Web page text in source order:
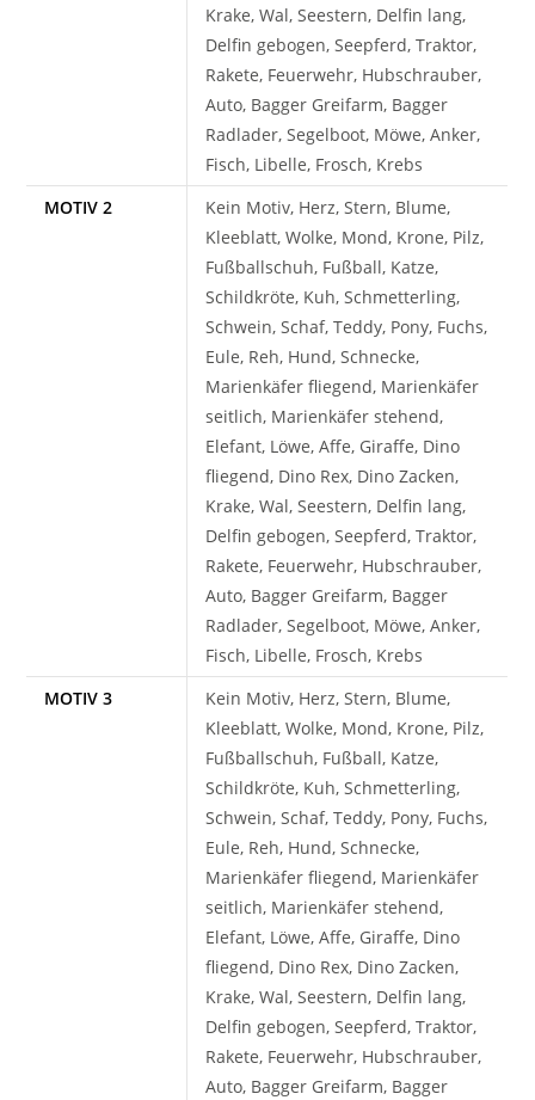
Krake, Wal, Seestern, Delfin lang,
Delfin gebogen, Seepferd, Traktor,
Rakete, Feuerwehr, Hubschrauber,
Auto, Bagger Greifarm, Bagger
Radlader, Segelboot, Möwe, Anker,
Fisch, Libelle, Frosch, Krebs
MOTIV 2
Kein Motiv, Herz, Stern, Blume,
Kleeblatt, Wolke, Mond, Krone, Pilz,
Fußballschuh, Fußball, Katze,
Schildkröte, Kuh, Schmetterling,
Schwein, Schaf, Teddy, Pony, Fuchs,
Eule, Reh, Hund, Schnecke,
Marienkäfer fliegend, Marienkäfer
seitlich, Marienkäfer stehend,
Elefant, Löwe, Affe, Giraffe, Dino
fliegend, Dino Rex, Dino Zacken,
Krake, Wal, Seestern, Delfin lang,
Delfin gebogen, Seepferd, Traktor,
Rakete, Feuerwehr, Hubschrauber,
Auto, Bagger Greifarm, Bagger
Radlader, Segelboot, Möwe, Anker,
Fisch, Libelle, Frosch, Krebs
MOTIV 3
Kein Motiv, Herz, Stern, Blume,
Kleeblatt, Wolke, Mond, Krone, Pilz,
Fußballschuh, Fußball, Katze,
Schildkröte, Kuh, Schmetterling,
Schwein, Schaf, Teddy, Pony, Fuchs,
Eule, Reh, Hund, Schnecke,
Marienkäfer fliegend, Marienkäfer
seitlich, Marienkäfer stehend,
Elefant, Löwe, Affe, Giraffe, Dino
fliegend, Dino Rex, Dino Zacken,
Krake, Wal, Seestern, Delfin lang,
Delfin gebogen, Seepferd, Traktor,
Rakete, Feuerwehr, Hubschrauber,
Auto, Bagger Greifarm, Bagger